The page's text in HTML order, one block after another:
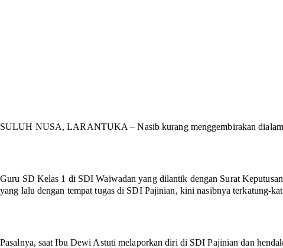
SULUH NUSA, LARANTUKA –Nasib kurang menggembirakan
Guru SD Kelas 1 di SDI Waiwadan yang dilantik dengan Surat
yang lalu dengan tempat tugas di SDI Pajinian, kini nasibnya terkatung-
Pasalnya, saat Ibu Dewi Astuti melaporkan diri di SDI Pajinian dan